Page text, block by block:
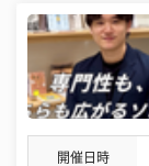
開催日時